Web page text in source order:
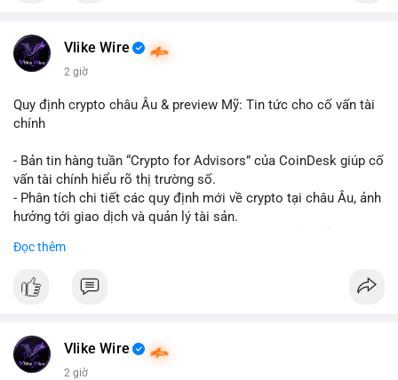
#vlikevn #titanbot
📰 Nguồn: Cointelegraph
Vlike Wire
2 giờ
Quy định crypto châu Âu & preview Mỹ: Tin tức cho cố vấn tài
chính
- Bản tin hàng tuần “Crypto for Advisors” của CoinDesk giúp cố
vấn tài chính hiểu rõ thị trường số.
- Phân tích chi tiết các quy định mới về crypto tại châu Âu, ảnh
hưởng tới giao dịch và quản lý tài sản.
nhà đầu tư chuẩn bị chiến lược.
trong lĩnh vực blockchain.
$btc $eth
Đọc thêm
Vlike Wire
2 giờ